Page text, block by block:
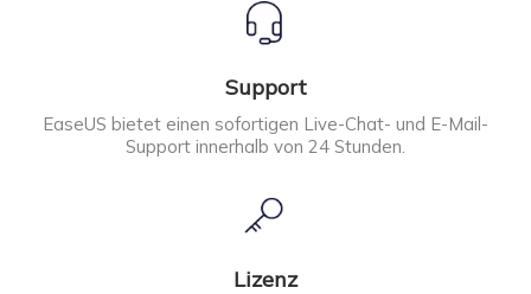
Support
EaseUS bietet einen sofortigen Live-Chat- und E-Mail-
Support innerhalb von 24 Stunden.
Lizenz